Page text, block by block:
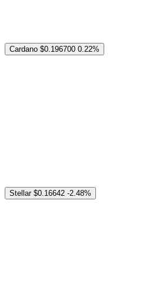
Cardano $0.196700 0.22%
Stellar $0.16642 -2.48%